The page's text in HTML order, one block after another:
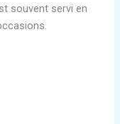
souvent servi en